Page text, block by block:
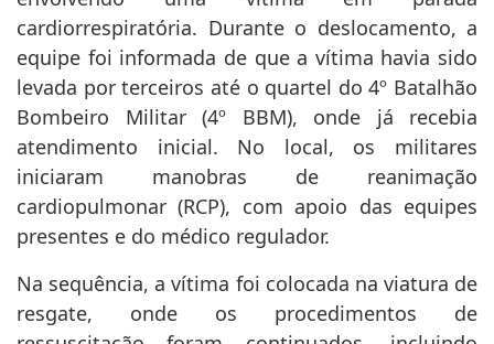
cardiorrespiratória. Durante o deslocamento, a
equipe foi informada de que a vítima havia sido
levada por terceiros até o quartel do 4º Batalhão
Bombeiro Militar (4º BBM), onde já recebia
atendimento inicial. No local, os militares
iniciaram manobras de reanimação
cardiopulmonar (RCP), com apoio das equipes
presentes e do médico regulador.
Na sequência, a vítima foi colocada na viatura de
resgate, onde os procedimentos de
ressuscitação foram continuados, incluindo